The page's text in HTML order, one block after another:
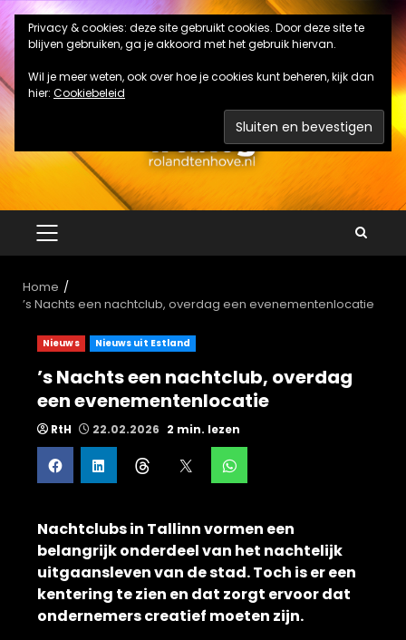
Ga
naar
de
inhoud
PRIMAIR
MENU
Home
’s Nachts een nachtclub, overdag een evenementenlocatie
Nieuws Nieuws uit Estland
’s Nachts een nachtclub, overdag
een evenementenlocatie
RtH 22.02.2026 2 min. lezen
Nachtclubs in Tallinn vormen een
belangrijk onderdeel van het nachtelijk
uitgaansleven van de stad. Toch is er een
kentering te zien en dat zorgt ervoor dat
ondernemers creatief moeten zijn.
Privacy & cookies: deze site gebruikt cookies. Door deze site te
blijven gebruiken, ga je akkoord met het gebruik hiervan.
Wil je meer weten, ook over hoe je cookies kunt beheren, kijk dan
hier: Cookiebeleid